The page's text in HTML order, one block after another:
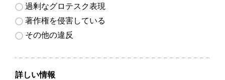
過剰なグロテスク表現
著作権を侵害している
その他の違反
詳しい情報